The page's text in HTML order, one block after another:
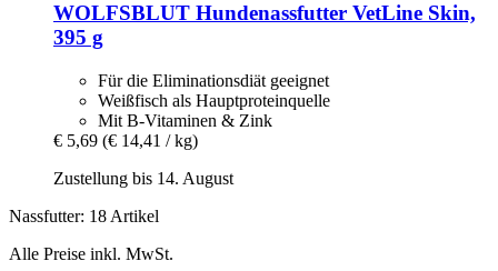
WOLFSBLUT Hundenassfutter VetLine Skin,
395 g
Für die Eliminationsdiät geeignet
Weißfisch als Hauptproteinquelle
Mit B-Vitaminen & Zink
€ 5,69 (€ 14,41 / kg)
Zustellung bis 14. August
Nassfutter: 18 Artikel
Alle Preise inkl. MwSt.